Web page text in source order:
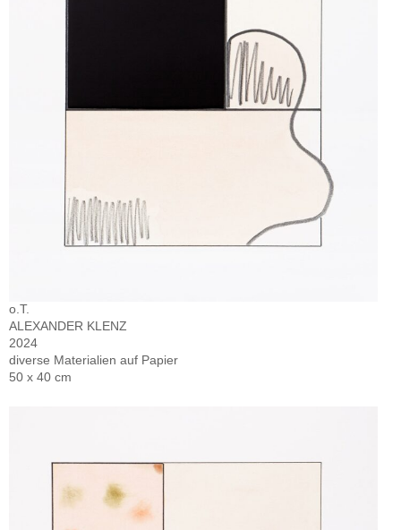
o.T.
ALEXANDER KLENZ
2024
diverse Materialien auf Papier
50 x 40 cm